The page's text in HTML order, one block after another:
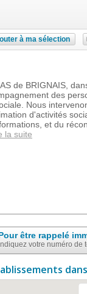
à ma sélection
de BRIGNAIS,
des
Nous
d'activités
et du
la suite
être rappelé
votre numéro de